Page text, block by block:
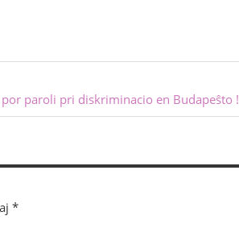
paroli pri diskriminacio en Budapeŝto !
*